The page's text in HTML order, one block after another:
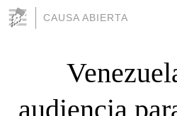
CAUSA ABIERTA
audiencia